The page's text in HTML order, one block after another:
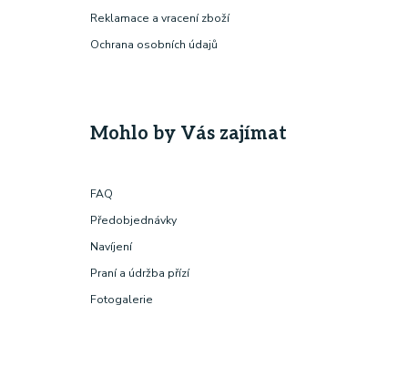
Reklamace a vracení zboží
Ochrana osobních údajů
Mohlo by Vás zajímat
FAQ
Předobjednávky
Navíjení
Praní a údržba přízí
Fotogalerie